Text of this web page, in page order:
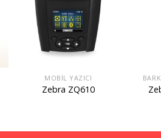
MOBIL YAZICI
Zebra ZQ610